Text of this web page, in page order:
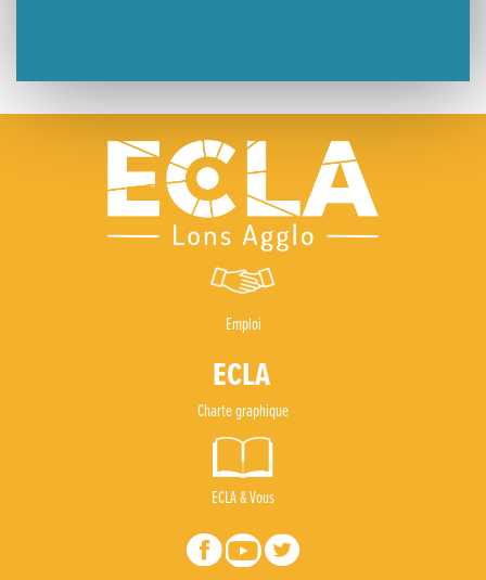
Emploi
Charte graphique
ECLA & Vous